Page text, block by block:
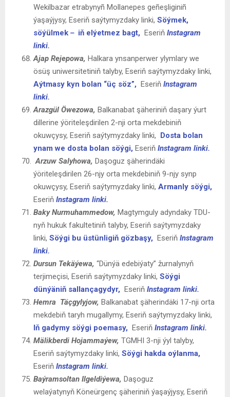
Wekilbazar etrabynyñ Mollanepes geñeşliginiñ
ýaşaýjysy, Eseriň saýtymyzdaky linki, Söýmek,
söýülmek－ iň elýetmez bagt, Eseriň Instagram
linki.
Ajap Rejepowa, Halkara ynsanperwer ylymlary we
ösüş uniwersitetiniň talyby, Eseriň saýtymyzdaky linki,
Aýtmasy kyn bolan “üç söz”, Eseriň Instagram
linki.
Arazgül Öwezowa, Balkanabat şäheriniň daşary ýurt
dillerine ýöriteleşdirilen 2-nji orta mekdebiniň
okuwçysy, Eseriň saýtymyzdaky linki, Dosta bolan
ynam we dosta bolan söýgi, Eseriň Instagram linki.
Arzuw Salyhowa, Daşoguz şäherindäki
ýöriteleşdirilen 26-njy orta mekdebiniň 9-njy synp
okuwçysy, Eseriň saýtymyzdaky linki, Armanly söýgi,
Eseriň Instagram linki.
Baky Nurmuhammedow, Magtymguly adyndaky TDU-
nyň hukuk fakultetiniň talyby, Eseriň saýtymyzdaky
linki, Söýgi bu üstünligiň gözbaşy, Eseriň Instagram
linki.
Dursun Tekäýewa, “Dünýä edebiýaty” žurnalynyň
terjimeçisi, Eseriň saýtymyzdaky linki, Söýgi
dünýäniň sallançagydyr, Eseriň Instagram linki.
Hemra Täçgylyjow, Balkanabat şäherindäki 17-nji orta
mekdebiň taryh mugallymy, Eseriň saýtymyzdaky linki,
Iň gadymy söýgi poemasy, Eseriň Instagram linki.
Mälikberdi Hojammaýew, TGMHI 3-nji ýyl talyby,
Eseriň saýtymyzdaky linki, Söýgi hakda oýlanma,
Eseriň Instagram linki.
Baýramsoltan Ilgeldiýewa, Daşoguz
welaýatynyň Köneürgenç şäheriniň ýaşaýjysy, Eseriň